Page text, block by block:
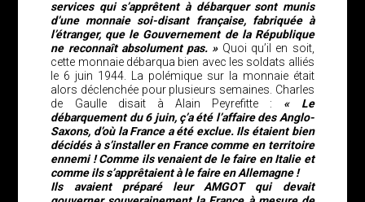
services qui s’apprêtent à débarquer sont munis
d’une monnaie soi-disant française, fabriquée à
l’étranger, que le Gouvernement de la République
ne reconnaît absolument pas. » Quoi qu’il en soit,
cette monnaie débarqua bien avec les soldats alliés
le 6 juin 1944. La polémique sur la monnaie était
alors déclenchée pour plusieurs semaines. Charles
de Gaulle disait à Alain Peyrefitte : « Le
débarquement du 6 juin, ç’a été l’affaire des Anglo-
Saxons, d’où la France a été exclue. Ils étaient bien
décidés à s’installer en France comme en territoire
ennemi ! Comme ils venaient de le faire en Italie et
comme ils s’apprêtaient à le faire en Allemagne !
Ils avaient préparé leur AMGOT qui devait